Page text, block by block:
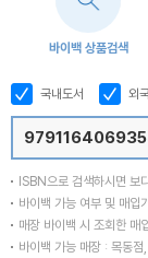
바이백 상품검색
국내도서 외
ISBN으로 검색하시면 보
바이백 가능 여부 및 매입
매장 바이백 시 조회한 매
바이백 가능 매장 : 목동